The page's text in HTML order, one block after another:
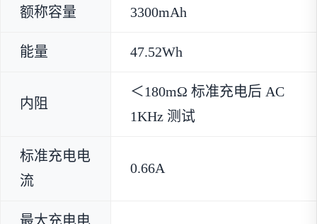
额称容量 3300mAh
能量 47.52Wh
内阻
＜180mΩ 标准充电后 AC
1KHz 测试
标准充电电
流
0.66A
最大充电电